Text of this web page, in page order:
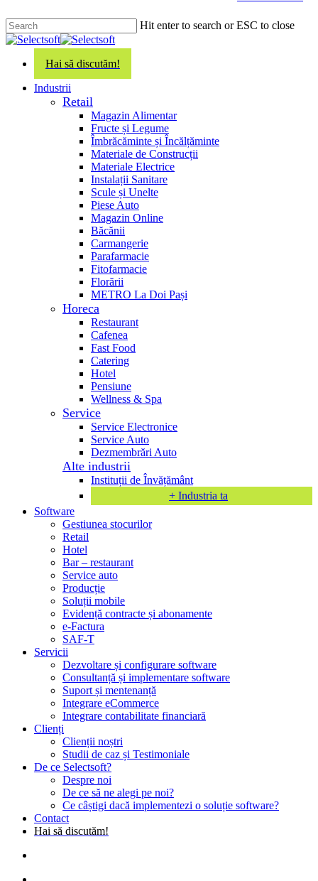
content
Hit enter to search or ESC to close
Close
Search
Hai să discutăm!
search
Menu Industrii
Retail
Magazin Alimentar
Fructe și Legume
Îmbrăcăminte și Încălțăminte
Materiale de Construcții
Materiale Electrice
Instalații Sanitare
Scule și Unelte
Piese Auto
Magazin Online
Băcănii
Carmangerie
Parafarmacie
Fitofarmacie
Florării
METRO La Doi Pași
Horeca
Restaurant
Cafenea
Fast Food
Catering
Hotel
Pensiune
Wellness & Spa
Service
Service Electronice
Service Auto
Dezmembrări Auto
Alte industrii
Instituții de Învățământ
+ Industria ta
Software
Gestiunea stocurilor
Retail
Hotel
Bar – restaurant
Service auto
Producție
Soluții mobile
Evidență contracte și abonamente
e-Factura
SAF-T
Servicii
Dezvoltare și configurare software
Consultanță și implementare software
Suport și mentenanță
Integrare eCommerce
Integrare contabilitate financiară
Clienți
Clienții noștri
Studii de caz și Testimoniale
De ce Selectsoft?
Despre noi
De ce să ne alegi pe noi?
Ce câștigi dacă implementezi o soluție software?
Contact
Hai să discutăm!